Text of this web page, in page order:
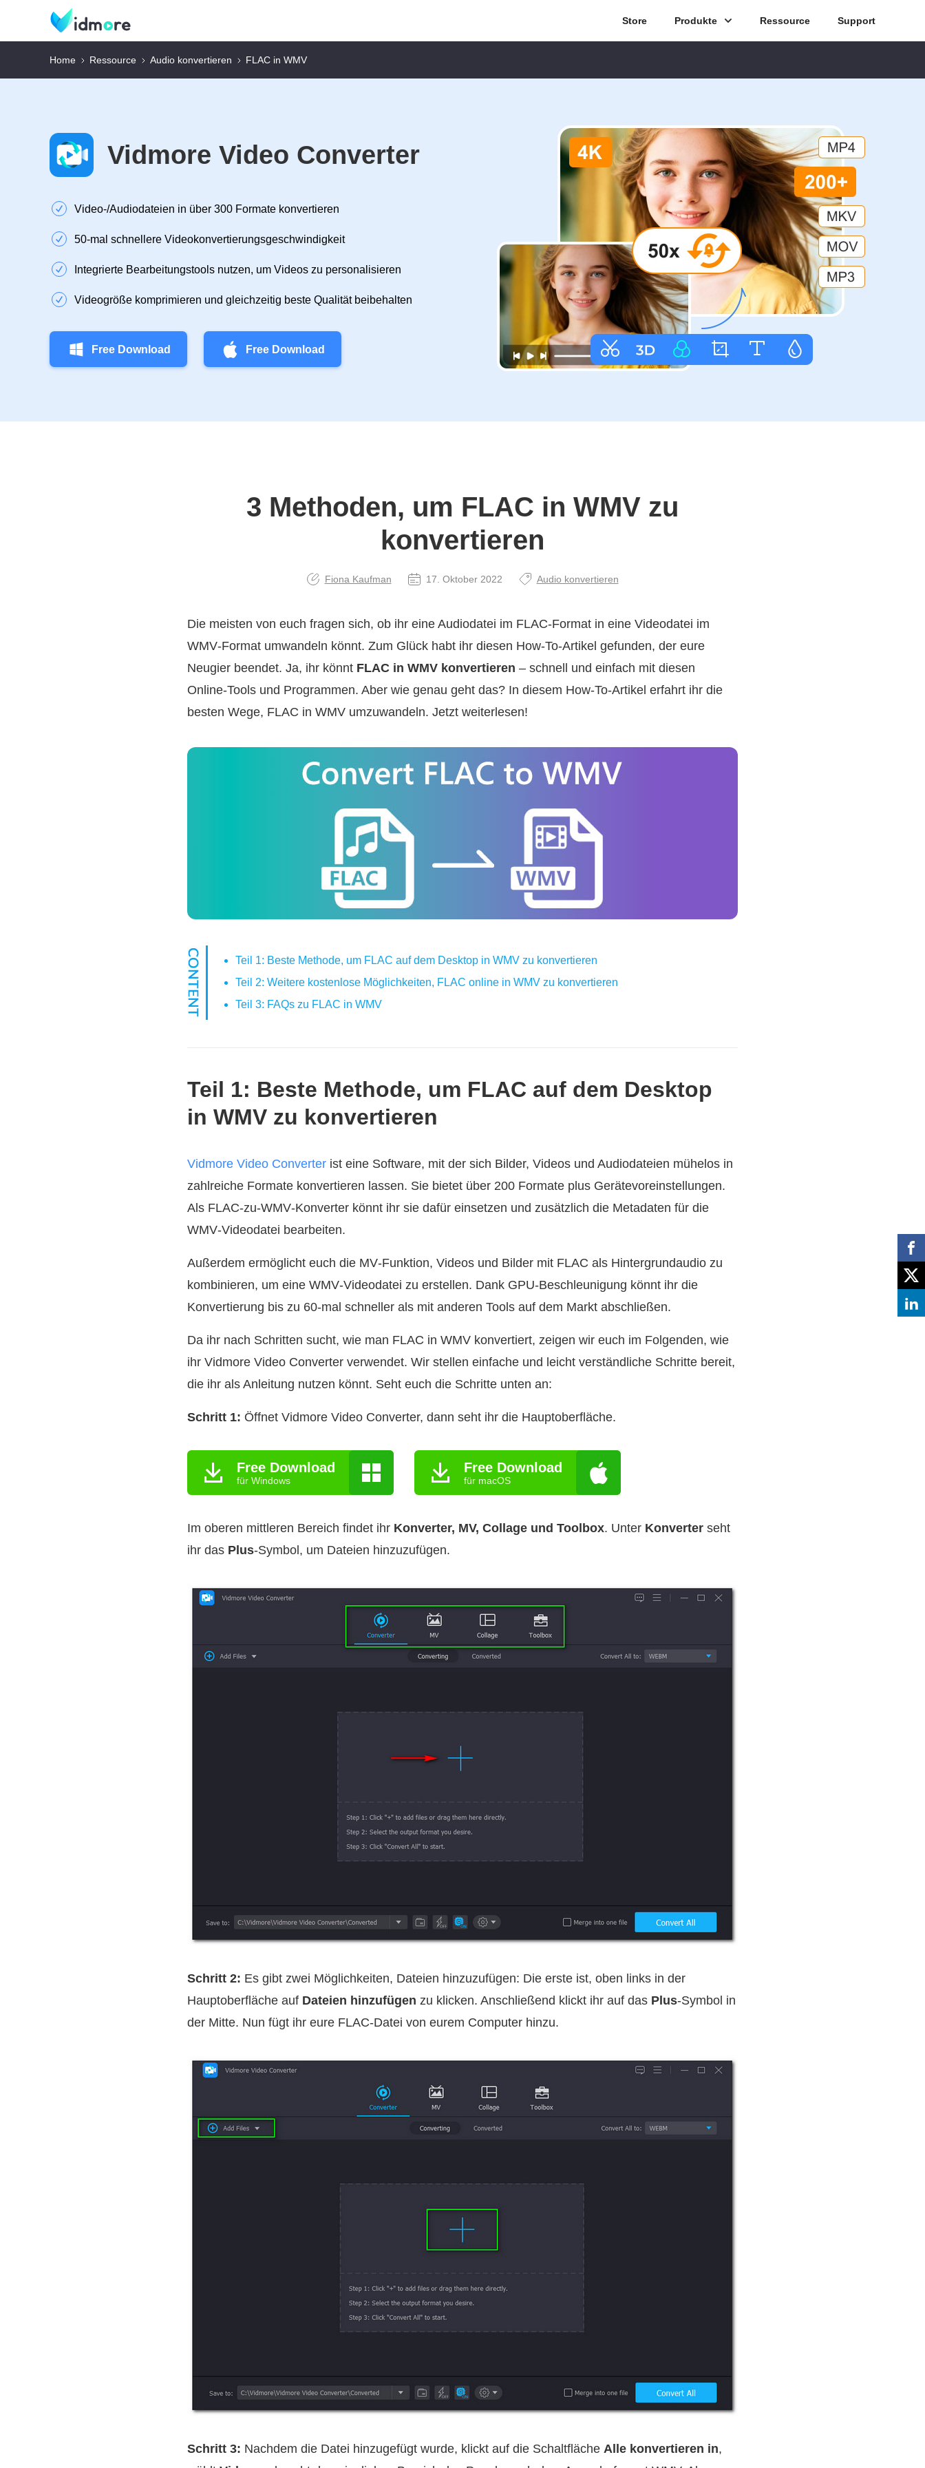
Store Produkte Ressource Support
Home Ressource Audio konvertieren FLAC in WMV
Vidmore Video Converter
Video‑/Audiodateien in über 300 Formate konvertieren
50‑mal schnellere Videokonvertierungsgeschwindigkeit
Integrierte Bearbeitungstools nutzen, um Videos zu personalisieren
Videogröße komprimieren und gleichzeitig beste Qualität beibehalten
Free Download Free Download
3 Methoden, um FLAC in WMV zu
konvertieren
Fiona Kaufman 17. Oktober 2022 Audio konvertieren
Die meisten von euch fragen sich, ob ihr eine Audiodatei im FLAC‑Format in eine Videodatei im
WMV‑Format umwandeln könnt. Zum Glück habt ihr diesen How‑To‑Artikel gefunden, der eure
Neugier beendet. Ja, ihr könnt FLAC in WMV konvertieren – schnell und einfach mit diesen
Online‑Tools und Programmen. Aber wie genau geht das? In diesem How‑To‑Artikel erfahrt ihr die
besten Wege, FLAC in WMV umzuwandeln. Jetzt weiterlesen!
Teil 1: Beste Methode, um FLAC auf dem Desktop in WMV zu konvertieren
Teil 2: Weitere kostenlose Möglichkeiten, FLAC online in WMV zu konvertieren
Teil 3: FAQs zu FLAC in WMV
Teil 1: Beste Methode, um FLAC auf dem Desktop
in WMV zu konvertieren
Vidmore Video Converter ist eine Software, mit der sich Bilder, Videos und Audiodateien mühelos in
zahlreiche Formate konvertieren lassen. Sie bietet über 200 Formate plus Gerätevoreinstellungen.
Als FLAC‑zu‑WMV‑Konverter könnt ihr sie dafür einsetzen und zusätzlich die Metadaten für die
WMV‑Videodatei bearbeiten.
Außerdem ermöglicht euch die MV‑Funktion, Videos und Bilder mit FLAC als Hintergrundaudio zu
kombinieren, um eine WMV‑Videodatei zu erstellen. Dank GPU‑Beschleunigung könnt ihr die
Konvertierung bis zu 60‑mal schneller als mit anderen Tools auf dem Markt abschließen.
Da ihr nach Schritten sucht, wie man FLAC in WMV konvertiert, zeigen wir euch im Folgenden, wie
ihr Vidmore Video Converter verwendet. Wir stellen einfache und leicht verständliche Schritte bereit,
die ihr als Anleitung nutzen könnt. Seht euch die Schritte unten an:
Schritt 1: Öffnet Vidmore Video Converter, dann seht ihr die Hauptoberfläche.
Free Download
für Windows
Free Download
für macOS
Im oberen mittleren Bereich findet ihr Konverter, MV, Collage und Toolbox. Unter Konverter seht
ihr das Plus-Symbol, um Dateien hinzuzufügen.
Schritt 2: Es gibt zwei Möglichkeiten, Dateien hinzuzufügen: Die erste ist, oben links in der
Hauptoberfläche auf Dateien hinzufügen zu klicken. Anschließend klickt ihr auf das Plus-Symbol in
der Mitte. Nun fügt ihr eure FLAC‑Datei von eurem Computer hinzu.
Schritt 3: Nachdem die Datei hinzugefügt wurde, klickt auf die Schaltfläche Alle konvertieren in,